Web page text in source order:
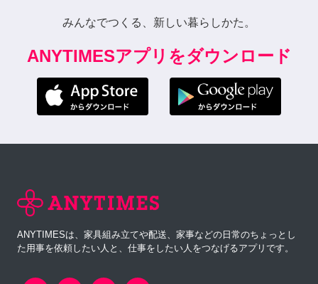
みんなでつくる、新しい暮らしかた。
ANYTIMESアプリをダウンロード
ANYTIMESは、家具組み立てや配送、家事などの日常のちょっとし
た用事を依頼したい人と、仕事をしたい人をつなげるアプリです。